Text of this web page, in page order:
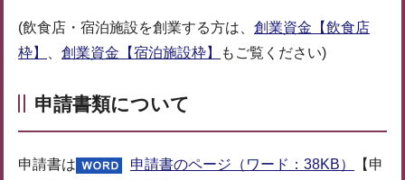
(飲食店・宿泊施設を創業する方は、 創業資金【飲食店
枠】
創業資金【宿泊施設枠】 もご覧ください)
申請書類について
申請書は 申請書のページ（ワード：38KB）
【申